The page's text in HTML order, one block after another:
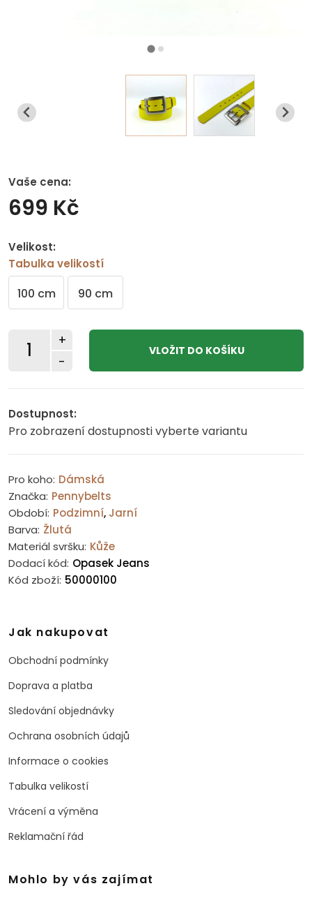
Vaše cena:
699 Kč
Velikost:
Tabulka velikostí
100 cm 90 cm
-
+
Dostupnost:
Pro zobrazení dostupnosti vyberte variantu
Pro koho: Dámská
Značka: Pennybelts
Období: Podzimní, Jarní
Barva: Žlutá
Materiál svršku: Kůže
Dodací kód: Opasek Jeans
Kód zboží: 50000100
Jak nakupovat
Obchodní podmínky
Doprava a platba
Sledování objednávky
Ochrana osobních údajů
Informace o cookies
Tabulka velikostí
Vrácení a výměna
Reklamační řád
Mohlo by vás zajímat